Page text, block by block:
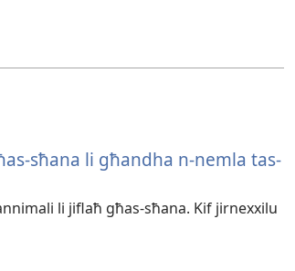
​sħana li għandha n-​nemla tas-​
li jiflaħ għas-​sħana. Kif jirnexxilu